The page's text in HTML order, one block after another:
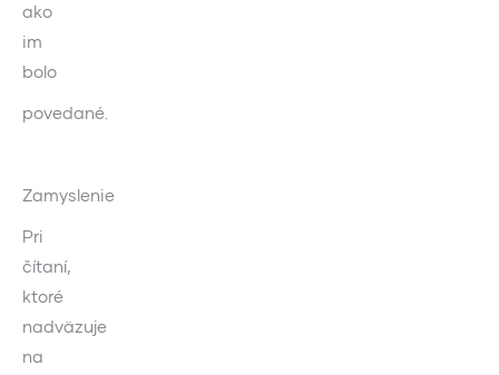
ako
im
bolo
povedané.
Zamyslenie
Pri
čítaní,
ktoré
nadväzuje
na